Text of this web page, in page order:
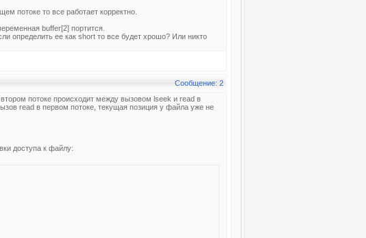
потоке то все работает корректно.
buffer[2] портится.
определить ее как short то все будет хрошо? Или никто
Сообщение: 2
потоке происходит между вызовом lseek и read в
read в первом потоке, текущая позиция у файла уже не
доступа к файлу: